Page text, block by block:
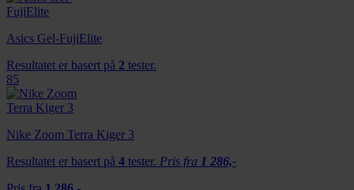
Asics Gel-FujiElite
Resultatet er basert på 2 tester.
85
Nike Zoom Terra Kiger 3
Resultatet er basert på 4 tester. Pris fra 1 286,-